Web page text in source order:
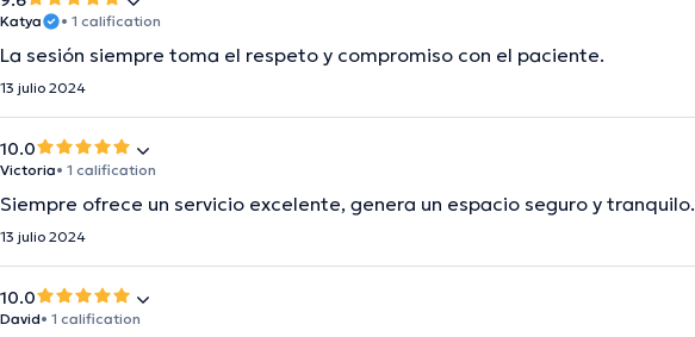
Katya • 1 calification
La sesión siempre toma el respeto y compromiso con el paciente.
13 julio 2024
10.0
Victoria• 1 calification
Siempre ofrece un servicio excelente, genera un espacio seguro y tranquilo.
13 julio 2024
10.0
David• 1 calification